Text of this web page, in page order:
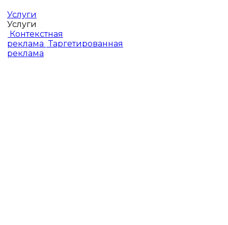
Услуги
Услуги
Контекстная
реклама Таргетированная
реклама